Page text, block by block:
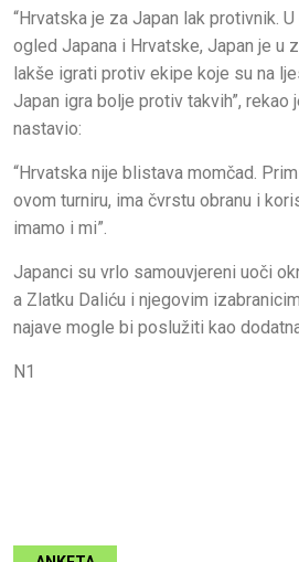
“Hrvatska je za Japan lak protivnik.
ogled Japana i Hrvatske, Japan je u
lakše igrati protiv ekipe koje su na
Japan igra bolje protiv takvih”, rekao
nastavio:
“Hrvatska nije blistava momčad.
ovom turniru, ima čvrstu obranu i
imamo i mi”.
Japanci su vrlo samouvjereni uoči
a Zlatku Daliću i njegovim
najave mogle bi poslužiti kao
N1